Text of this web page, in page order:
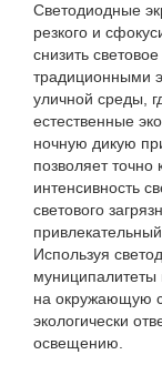
Светодиодные
резкого и
снизить
традиционными
уличной среды,
естественные
ночную дикую
позволяет точно
интенсивность
светового
Используя
муниципалитеты
на окружающую
экологически
освещению.